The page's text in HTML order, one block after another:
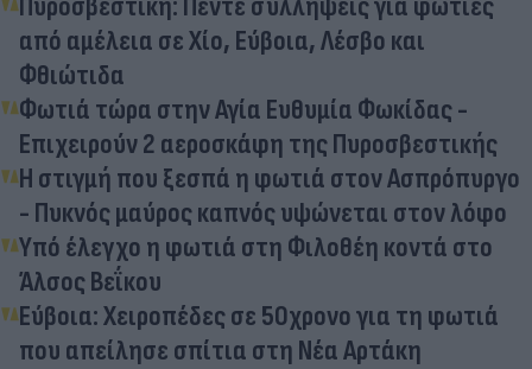
από αμέλεια σε Χίο, Εύβοια, Λέσβο και
Φθιώτιδα
Φωτιά τώρα στην Αγία Ευθυμία Φωκίδας -
Επιχειρούν 2 αεροσκάφη της Πυροσβεστικής
Η στιγμή που ξεσπά η φωτιά στον Ασπρόπυργο
- Πυκνός μαύρος καπνός υψώνεται στον λόφο
Υπό έλεγχο η φωτιά στη Φιλοθέη κοντά στο
Άλσος Βεΐκου
Εύβοια: Χειροπέδες σε 50χρονο για τη φωτιά
που απείλησε σπίτια στη Νέα Αρτάκη